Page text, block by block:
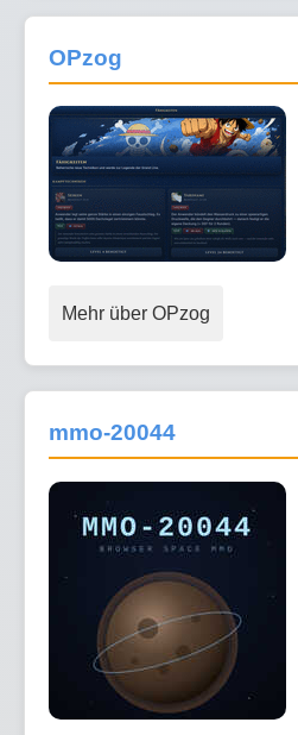
OPzog
Mehr über OPzog
mmo-20044